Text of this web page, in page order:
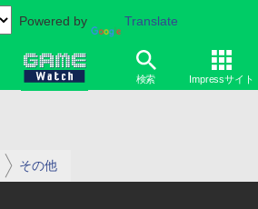
Powered by Translate
検索 Impressサイト
その他